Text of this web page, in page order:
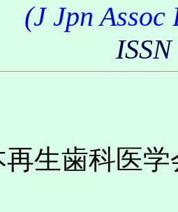
(J Jpn Assoc
生歯科医